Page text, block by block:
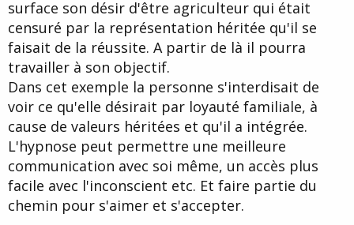
surface son désir d'être agriculteur qui était
censuré par la représentation héritée qu'il se
faisait de la réussite. A partir de là il pourra
travailler à son objectif.
Dans cet exemple la personne s'interdisait de
voir ce qu'elle désirait par loyauté familiale, à
cause de valeurs héritées et qu'il a intégrée.
L'hypnose peut permettre une meilleure
communication avec soi même, un accès plus
facile avec l'inconscient etc. Et faire partie du
chemin pour s'aimer et s'accepter.